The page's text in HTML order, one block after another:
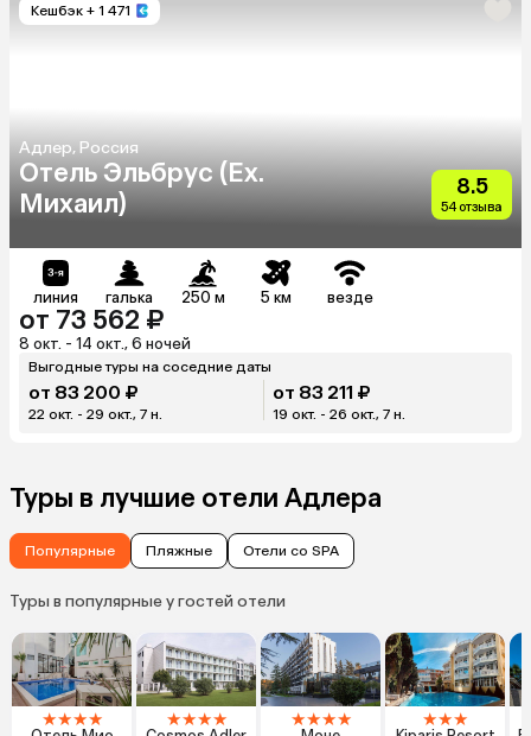
Кешбэк + 1 471
Адлер, Россия
Отель Эльбрус (Ex.
Михаил)
8.5
54 отзыва
линия галька 250 м 5 км везде
от 73 562 ₽
8 окт. - 14 окт., 6 ночей
Выгодные туры на соседние даты
от 83 200 ₽
22 окт. - 29 окт., 7 н.
от 83 211 ₽
19 окт. - 26 окт., 7 н.
Туры в лучшие отели Адлера
Популярные Пляжные Отели со SPA
Туры в популярные у гостей отели
★★★★ ★★★★ ★★★★ ★★★